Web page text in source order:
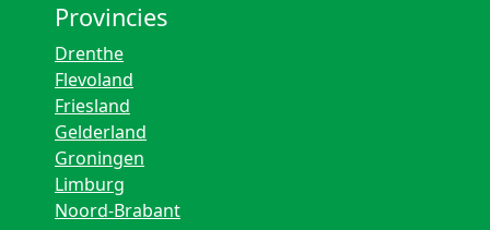
Provincies
Drenthe
Flevoland
Friesland
Gelderland
Groningen
Limburg
Noord-Brabant